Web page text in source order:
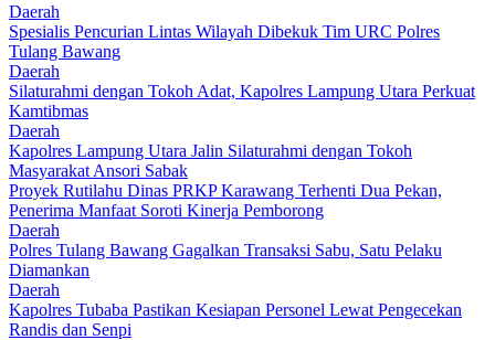
Daerah
Spesialis Pencurian Lintas Wilayah Dibekuk Tim URC Polres
Tulang Bawang
Daerah
Silaturahmi dengan Tokoh Adat, Kapolres Lampung Utara Perkuat
Kamtibmas
Daerah
Kapolres Lampung Utara Jalin Silaturahmi dengan Tokoh
Masyarakat Ansori Sabak
Proyek Rutilahu Dinas PRKP Karawang Terhenti Dua Pekan,
Penerima Manfaat Soroti Kinerja Pemborong
Daerah
Polres Tulang Bawang Gagalkan Transaksi Sabu, Satu Pelaku
Diamankan
Daerah
Kapolres Tubaba Pastikan Kesiapan Personel Lewat Pengecekan
Randis dan Senpi